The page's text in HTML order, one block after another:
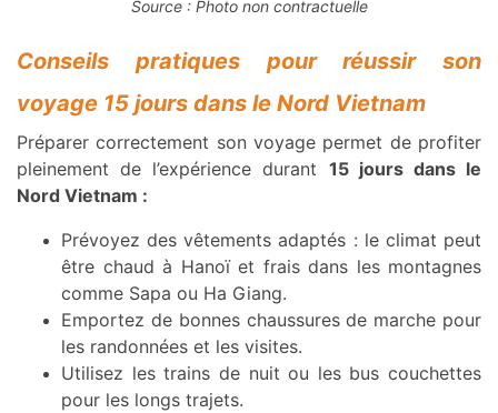
Source : Photo non contractuelle
Conseils pratiques pour réussir son
voyage 15 jours dans le Nord Vietnam
Préparer correctement son voyage permet de profiter
pleinement de l’expérience durant 15 jours dans le
Nord Vietnam :
Prévoyez des vêtements adaptés : le climat peut
être chaud à Hanoï et frais dans les montagnes
comme Sapa ou Ha Giang.
Emportez de bonnes chaussures de marche pour
les randonnées et les visites.
Utilisez les trains de nuit ou les bus couchettes
pour les longs trajets.